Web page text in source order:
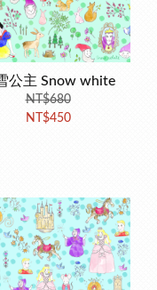
公主 Snow white
NT$680
NT$450